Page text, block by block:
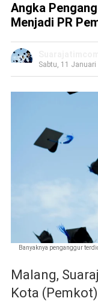
Angka
Menjadi PR
Sabtu, 11 Januari
Banyaknya penganggur
Malang,
Kota